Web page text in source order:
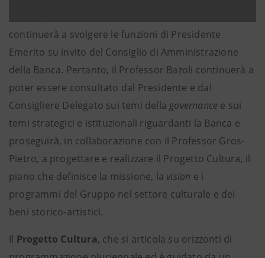
continuerà a svolgere le funzioni di Presidente
Emerito su invito del Consiglio di Amministrazione
della Banca. Pertanto, il Professor Bazoli continuerà a
poter essere consultato dal Presidente e dal
Consigliere Delegato sui temi della governance e sui
temi strategici e istituzionali riguardanti la Banca e
proseguirà, in collaborazione con il Professor Gros-
Pietro, a progettare e realizzare il Progetto Cultura, il
piano che definisce la missione, la vision e i
programmi del Gruppo nel settore culturale e dei
beni storico-artistici.
Il Progetto Cultura, che si articola su orizzonti di